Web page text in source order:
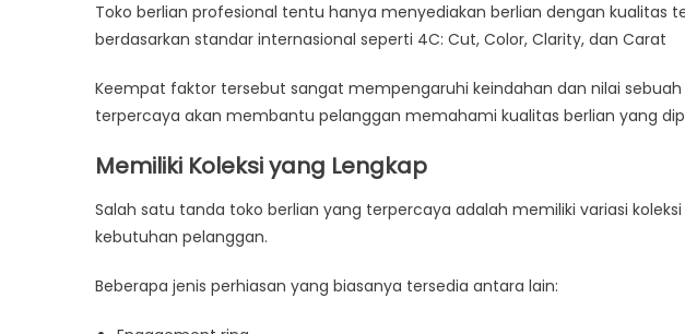
Toko berlian profesional tentu hanya menyediakan berlian dengan kualitas
berdasarkan standar internasional seperti 4C: Cut, Color, Clarity, dan Carat
Keempat faktor tersebut sangat mempengaruhi keindahan dan nilai sebuah
terpercaya akan membantu pelanggan memahami kualitas berlian yang
Memiliki Koleksi yang Lengkap
Salah satu tanda toko berlian yang terpercaya adalah memiliki variasi
kebutuhan pelanggan.
Beberapa jenis perhiasan yang biasanya tersedia antara lain: